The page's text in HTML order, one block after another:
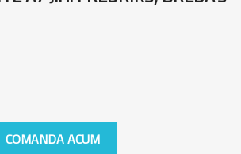
COMANDA ACUM